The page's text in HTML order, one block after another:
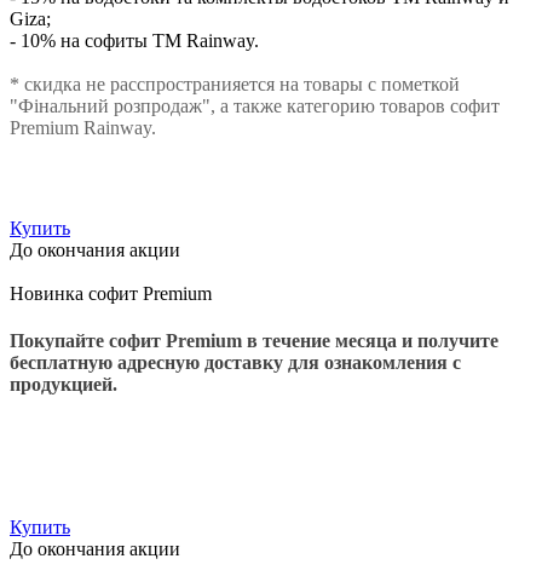
Giza;
- 10% на софиты ТМ Rainway.
* скидка не расспространияется на товары с пометкой
"Фінальний розпродаж", а также категорию товаров софит
Premium Rainway.
Купить
До окончания акции
Новинка софит Premium
Покупайте софит Premium в течение месяца и получите
бесплатную адресную доставку для ознакомления с
продукцией.
Купить
До окончания акции